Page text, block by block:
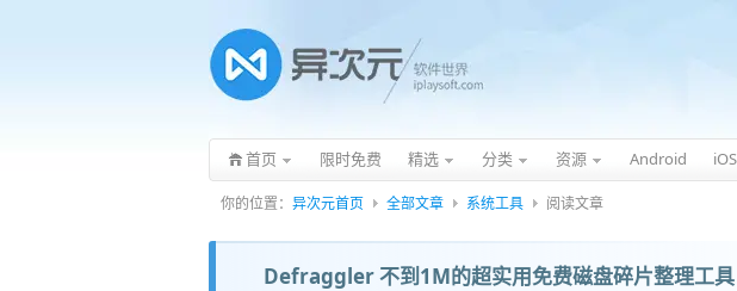
首页 限时免费 精选 分类 资源 Android iOS
你的位置： 异次元首页 全部文章 系统工具 阅读文章
Defraggler 不到1M的超实用免费磁盘碎片整理工